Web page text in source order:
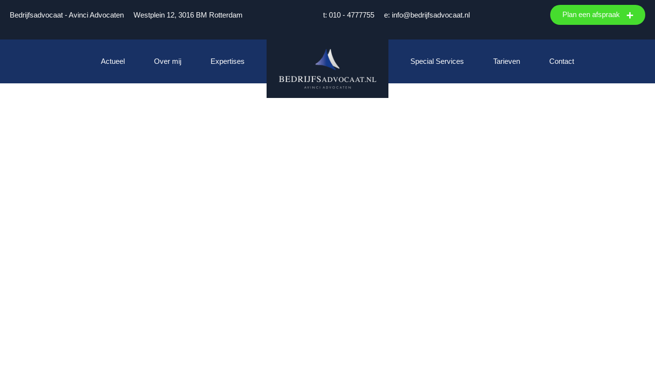
Bedrijfsadvocaat - Avinci Advocaten Westplein 12, 3016 BM Rotterdam t: 010 - 4777755 e: info@bedrijfsadvocaat.nl Plan een afspraak
Actueel Over mij Expertises Special Services Tarieven Contact